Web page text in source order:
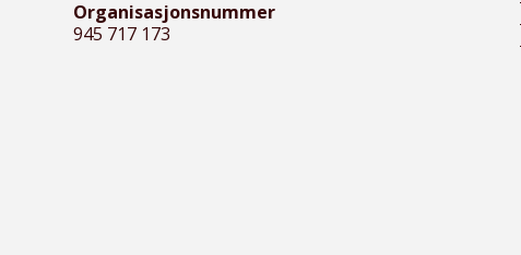
Organisasjonsnummer
945 717 173